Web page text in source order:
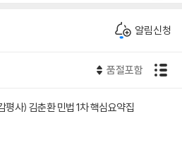
알림신청
품절포함
사) 김춘환 민법 1차 핵심요약집